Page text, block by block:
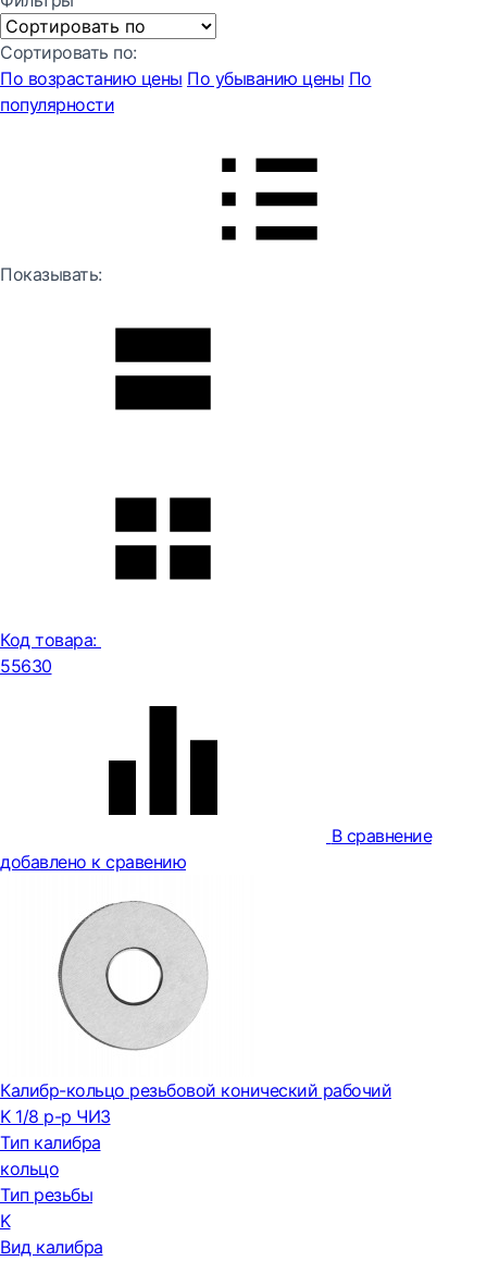
Сортировать по:
По возрастанию цены По убыванию цены По
популярности
Показывать:
Код товара:
55630
В сравнение
добавлено к сравению
Калибр-кольцо резьбовой конический рабочий
K 1/8 р-р ЧИЗ
Тип калибра
кольцо
Тип резьбы
K
Вид калибра